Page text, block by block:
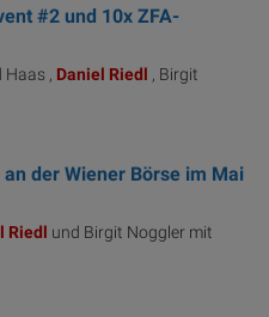
#2 und 10x ZFA-
Haas , Daniel Riedl , Birgit
der Wiener Börse im Mai
Riedl und Birgit Noggler mit